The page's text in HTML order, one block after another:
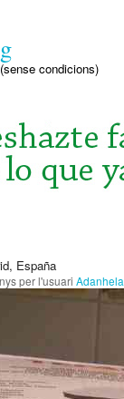
condicions)
España
per l'usuari Adanhela